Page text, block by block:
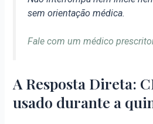
sem orientação médica.
Fale com um médico
A Resposta Direta:
usado durante a